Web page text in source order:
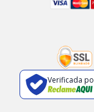
Verificada